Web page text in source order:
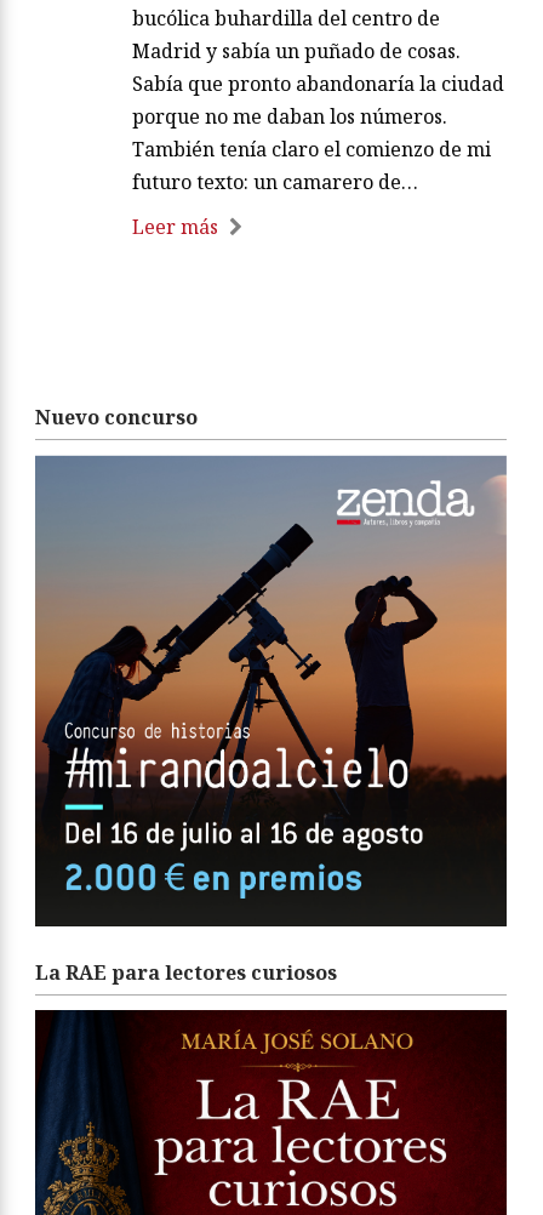
bucólica buhardilla del centro de
Madrid y sabía un puñado de cosas.
Sabía que pronto abandonaría la ciudad
porque no me daban los números.
También tenía claro el comienzo de mi
futuro texto: un camarero de…
Leer más
Nuevo concurso
La RAE para lectores curiosos